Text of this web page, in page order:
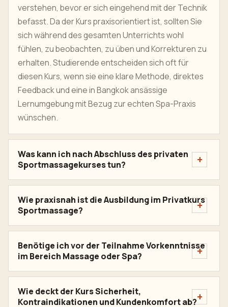
verstehen, bevor er sich eingehend mit der Technik
befasst. Da der Kurs praxisorientiert ist, sollten Sie
sich während des gesamten Unterrichts wohl
fühlen, zu beobachten, zu üben und Korrekturen zu
erhalten. Studierende entscheiden sich oft für
diesen Kurs, wenn sie eine klare Methode, direktes
Feedback und eine in Bangkok ansässige
Lernumgebung mit Bezug zur echten Spa-Praxis
wünschen.
Was kann ich nach Abschluss des privaten
Sportmassagekurses tun?
Wie praxisnah ist die Ausbildung im Privatkurs
Sportmassage?
Benötige ich vor der Teilnahme Vorkenntnisse
im Bereich Massage oder Spa?
Wie deckt der Kurs Sicherheit,
Kontraindikationen und Kundenkomfort ab?